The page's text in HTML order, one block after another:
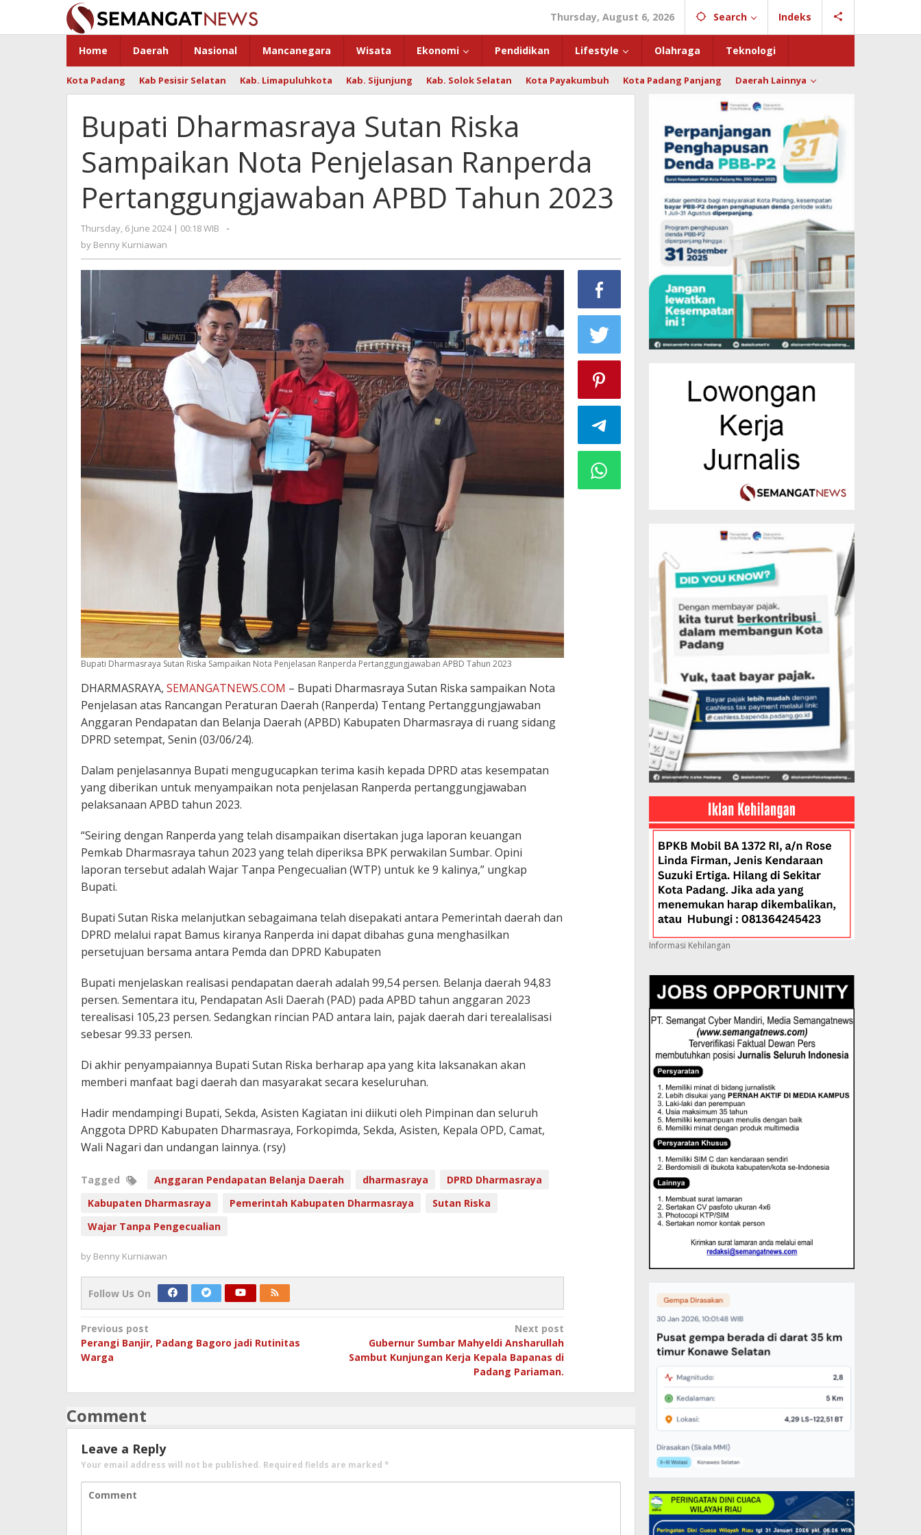
content
Thursday, August 6, 2026 Search Indeks
Home Daerah Nasional Mancanegara Wisata Ekonomi Pendidikan Lifestyle Olahraga Teknologi
Kota Padang Kab Pesisir Selatan Kab. Limapuluhkota Kab. Sijunjung Kab. Solok Selatan Kota Payakumbuh Kota Padang Panjang Daerah Lainnya
Bupati Dharmasraya Sutan Riska
Sampaikan Nota Penjelasan Ranperda
Pertanggungjawaban APBD Tahun 2023
Thursday, 6 June 2024 | 00:18 WIB
by
-
by Benny Kurniawan
Bupati Dharmasraya Sutan Riska Sampaikan Nota Penjelasan Ranperda Pertanggungjawaban APBD Tahun 2023
DHARMASRAYA, SEMANGATNEWS.COM – Bupati Dharmasraya Sutan Riska sampaikan Nota
Penjelasan atas Rancangan Peraturan Daerah (Ranperda) Tentang Pertanggungjawaban
Anggaran Pendapatan dan Belanja Daerah (APBD) Kabupaten Dharmasraya di ruang sidang
DPRD setempat, Senin (03/06/24).
Dalam penjelasannya Bupati mengugucapkan terima kasih kepada DPRD atas kesempatan
yang diberikan untuk menyampaikan nota penjelasan Ranperda pertanggungjawaban
pelaksanaan APBD tahun 2023.
“Seiring dengan Ranperda yang telah disampaikan disertakan juga laporan keuangan
Pemkab Dharmasraya tahun 2023 yang telah diperiksa BPK perwakilan Sumbar. Opini
laporan tersebut adalah Wajar Tanpa Pengecualian (WTP) untuk ke 9 kalinya,” ungkap
Bupati.
Bupati Sutan Riska melanjutkan sebagaimana telah disepakati antara Pemerintah daerah dan
DPRD melalui rapat Bamus kiranya Ranperda ini dapat dibahas guna menghasilkan
persetujuan bersama antara Pemda dan DPRD Kabupaten
Bupati menjelaskan realisasi pendapatan daerah adalah 99,54 persen. Belanja daerah 94,83
persen. Sementara itu, Pendapatan Asli Daerah (PAD) pada APBD tahun anggaran 2023
terealisasi 105,23 persen. Sedangkan rincian PAD antara lain, pajak daerah dari terealalisasi
sebesar 99.33 persen.
Di akhir penyampaiannya Bupati Sutan Riska berharap apa yang kita laksanakan akan
memberi manfaat bagi daerah dan masyarakat secara keseluruhan.
Hadir mendampingi Bupati, Sekda, Asisten Kagiatan ini diikuti oleh Pimpinan dan seluruh
Anggota DPRD Kabupaten Dharmasraya, Forkopimda, Sekda, Asisten, Kepala OPD, Camat,
Wali Nagari dan undangan lainnya. (rsy)
Tagged Anggaran Pendapatan Belanja Daerah dharmasraya
DPRD Dharmasraya
Kabupaten Dharmasraya
Pemerintah Kabupaten Dharmasraya
Sutan Riska
Wajar Tanpa Pengecualian
by Benny Kurniawan
Follow Us On
Post
navigation
Previous post
Perangi Banjir, Padang Bagoro jadi Rutinitas
Warga
Next post
Gubernur Sumbar Mahyeldi Ansharullah
Sambut Kunjungan Kerja Kepala Bapanas di
Padang Pariaman.
Comment
Leave a Reply
Your email address will not be published. Required fields are marked *
Informasi Kehilangan